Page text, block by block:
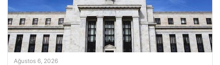
Ağustos 6, 2026